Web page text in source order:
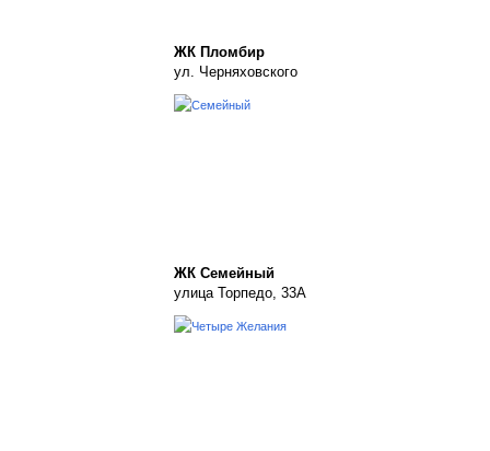
ЖК Пломбир
ул. Черняховского
ЖК Семейный
улица Торпедо, 33А